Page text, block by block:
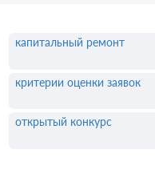
капитальный ремонт
критерии оценки заявок
открытый конкурс